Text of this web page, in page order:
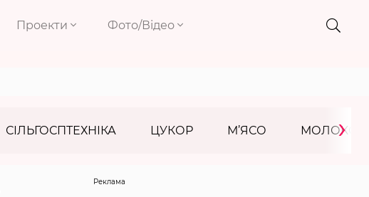
Проекти Фото/Відео
СІЛЬГОСПТЕХНІКА ЦУКОР М’ЯСО МОЛОКО
›
Реклама